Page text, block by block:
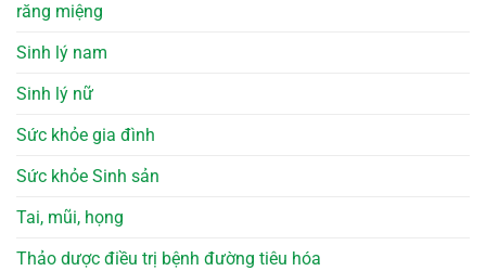
răng miệng
Sinh lý nam
Sinh lý nữ
Sức khỏe gia đình
Sức khỏe Sinh sản
Tai, mũi, họng
Thảo dược điều trị bệnh đường tiêu hóa